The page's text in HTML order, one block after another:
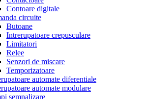
Contoare digitale
circuite
Butoane
Intrerupatoare crepusculare
Limitatori
Relee
Senzori de miscare
Temporizatoare
automate diferentiale
automate modulare
semnalizare